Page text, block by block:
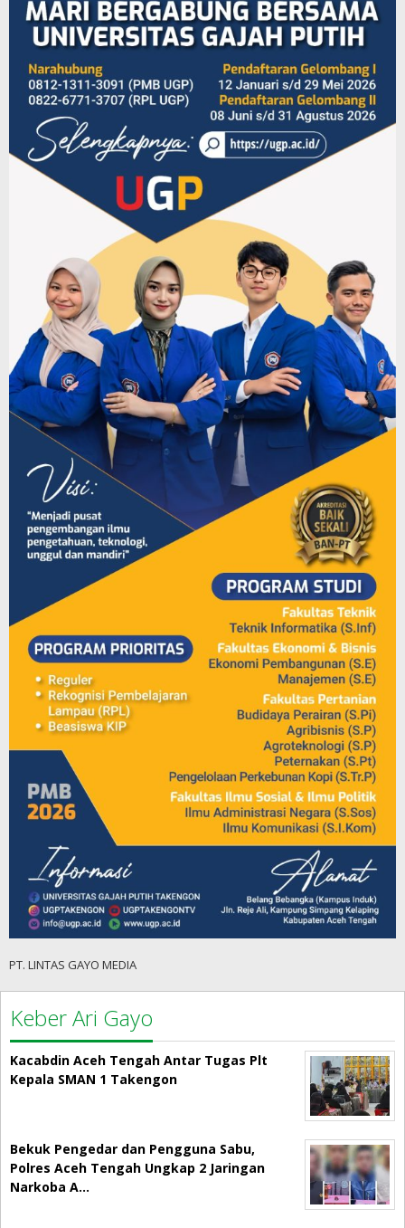
PT. LINTAS GAYO MEDIA
Keber Ari Gayo
Kacabdin Aceh Tengah Antar Tugas Plt
Kepala SMAN 1 Takengon
Bekuk Pengedar dan Pengguna Sabu,
Polres Aceh Tengah Ungkap 2 Jaringan
Narkoba A…